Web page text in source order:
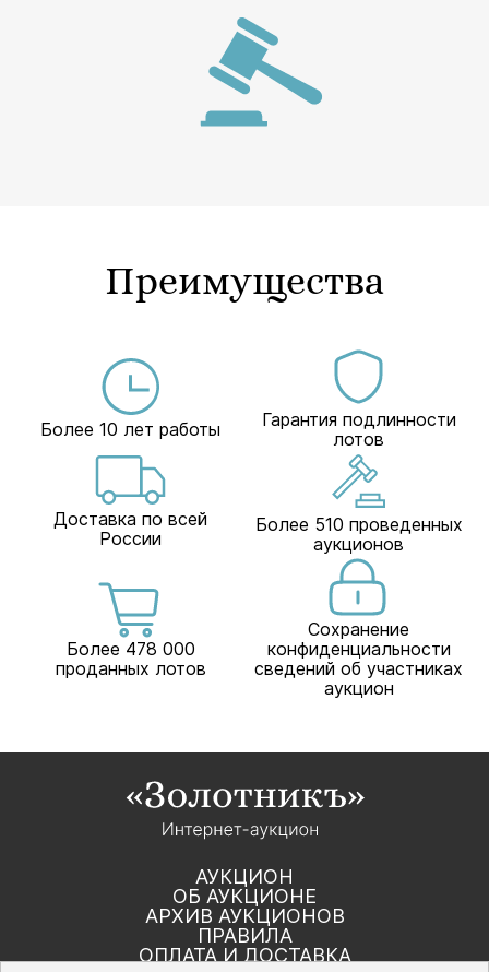
Преимущества
Более 10 лет работы
Гарантия подлинности
лотов
Доставка по всей
России
Более 510 проведенных
аукционов
Более 478 000
проданных лотов
Сохранение
конфиденциальности
сведений об участниках
аукцион
АУКЦИОН
ОБ АУКЦИОНЕ
АРХИВ АУКЦИОНОВ
ПРАВИЛА
ОПЛАТА И ДОСТАВКА